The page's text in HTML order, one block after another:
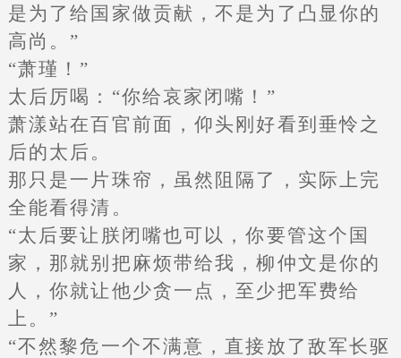
是为了给国家做贡献，不是为了凸显你的
高尚。”
“萧瑾！”
太后厉喝：“你给哀家闭嘴！”
萧漾站在百官前面，仰头刚好看到垂怜之
后的太后。
那只是一片珠帘，虽然阻隔了，实际上完
全能看得清。
“太后要让朕闭嘴也可以，你要管这个国
家，那就别把麻烦带给我，柳仲文是你的
人，你就让他少贪一点，至少把军费给
上。”
“不然黎危一个不满意，直接放了敌军长驱